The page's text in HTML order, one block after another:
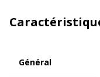
Général